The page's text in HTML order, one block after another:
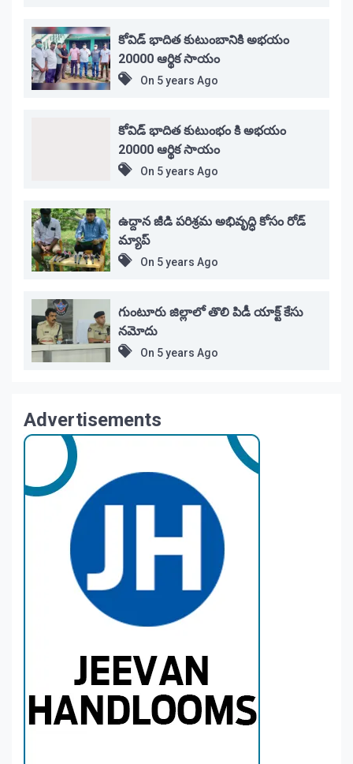
కోవిడ్ భాదిత కుటుంబానికి అభయం
20000 ఆర్థిక సాయం
On 5 years Ago
కోవిడ్ భాదిత కుటుంభం కి అభయం
20000 ఆర్థిక సాయం
On 5 years Ago
ఉద్దాన జీడి పరిశ్రమ అభివృద్ధి కోసం రోడ్
మ్యాప్
On 5 years Ago
గుంటూరు జిల్లాలో తొలి పిడీ యాక్ట్ కేసు
నమోదు
On 5 years Ago
Advertisements